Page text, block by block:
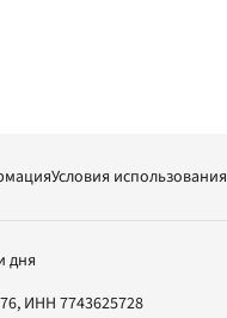
Условия использования
дня
ИНН 7743625728